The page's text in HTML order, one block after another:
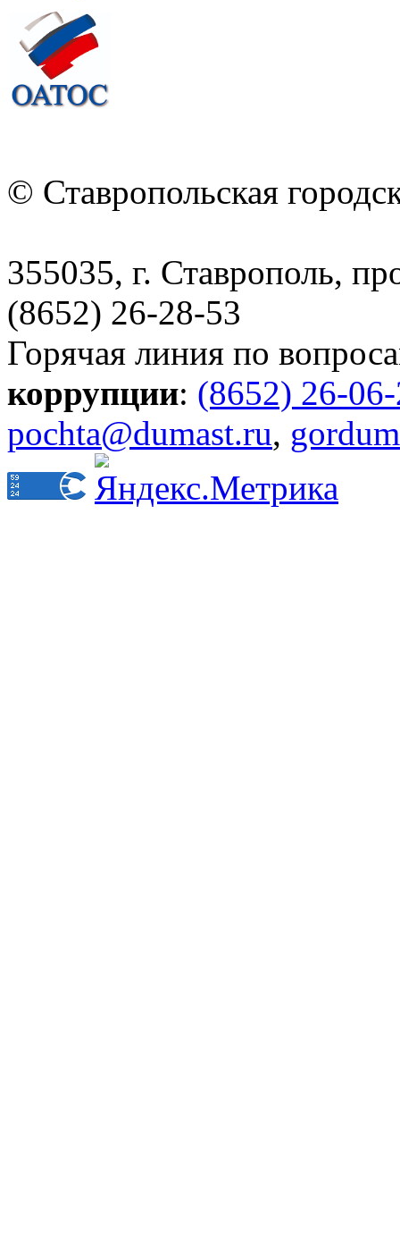
© Ставропольская
355035, г. Ставрополь,
(8652) 26-28-53
Горячая линия по
коррупции: (8652) 26-
pochta@dumast.ru,